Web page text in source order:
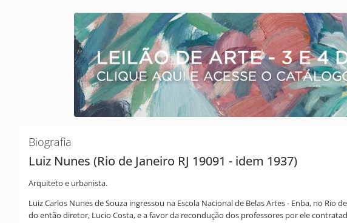
Biografia
Luiz Nunes (Rio de Janeiro RJ 19091 - idem 1937)
Arquiteto e urbanista.
Luiz Carlos Nunes de Souza ingressou na Escola Nacional de Belas Artes - Enba, no
do então diretor, Lucio Costa, e a favor da recondução dos professores por ele